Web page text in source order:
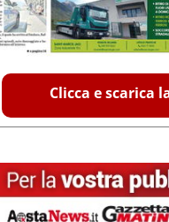
Clicca e scarica